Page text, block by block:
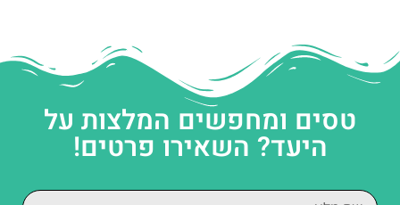
טסים ומחפשים המלצות על
היעד? השאירו פרטים!